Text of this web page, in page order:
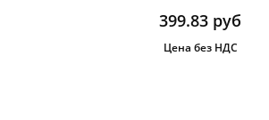
399.83 руб
Цена без НДС